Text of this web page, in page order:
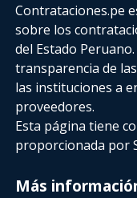
Contrataciones.pe
sobre los
del Estado
transparencia de
las instituciones a
proveedores.
Esta página tiene
proporcionada por
Más